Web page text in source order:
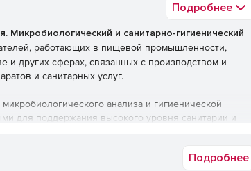
Подробнее
Микробиологический и санитарно-гигиенический
работающих в пищевой промышленности,
и других сферах, связанных с производством и
и санитарных услуг.
анализа и гигиенической
для поддержания высокого уровня санитарии и
Подробнее